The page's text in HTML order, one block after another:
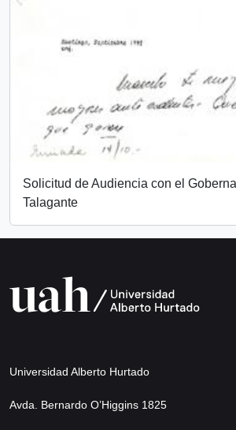
Solicitud de Audiencia con el
Talagante
Universidad Alberto Hurtado
Avda. Bernardo O’Higgins 1825